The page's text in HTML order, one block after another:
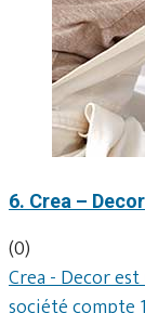
6. Crea – Decor
(0)
Crea - Decor